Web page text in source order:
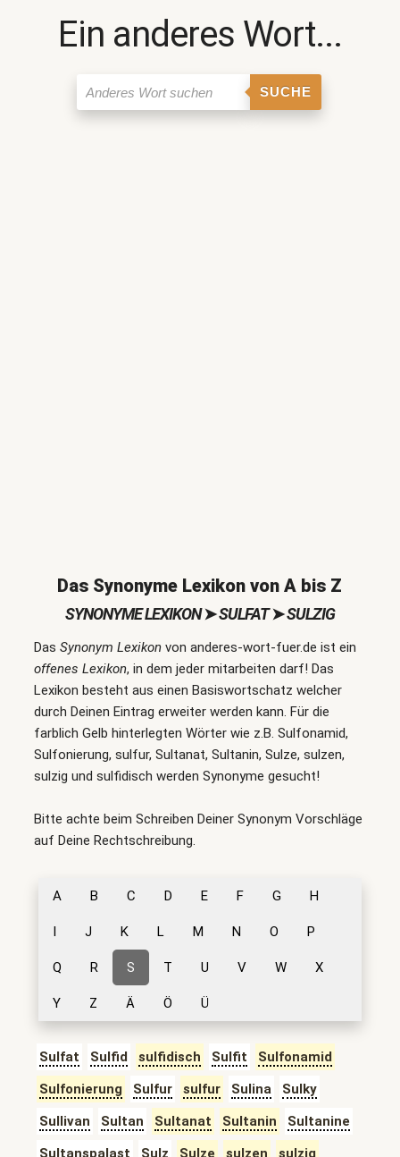
Ein anderes Wort...
SUCHE
Das Synonyme Lexikon von A bis Z
SYNONYME LEXIKON➤SULFAT➤SULZIG
Das Synonym Lexikonvon anderes-wort-fuer.de ist ein
offenes Lexikon, in dem jeder mitarbeiten darf! Das
Lexikon besteht aus einen Basiswortschatz welcher
durch Deinen Eintrag erweiter werden kann. Für die
farblich Gelb hinterlegten Wörter wie z.B. Sulfonamid,
Sulfonierung, sulfur, Sultanat, Sultanin, Sulze, sulzen,
sulzig und sulfidisch werden Synonyme gesucht!
Bitte achte beim Schreiben Deiner Synonym Vorschläge
auf Deine Rechtschreibung.
A B C D E F G H
I J K L M N O P
Q R S T U V W X
Y Z Ä Ö Ü
Sulfat Sulfid sulfidisch Sulfit
Sulfonamid
Sulfonierung
Sulfur sulfur Sulina
Sulky
Sullivan
Sultan Sultanat Sultanin
Sultanine
Sultanspalast
Sulz Sulze sulzen sulzig